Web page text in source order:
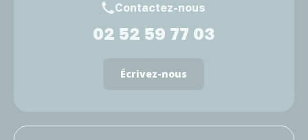
Contactez-nous
02 52 59 77 03
Écrivez-nous